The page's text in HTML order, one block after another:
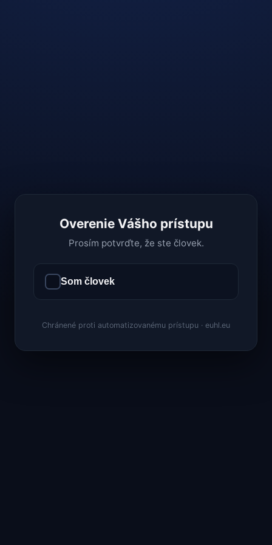
Overenie Vášho prístupu
Prosím potvrďte, že ste človek.
Som človek
Chránené proti automatizovanému prístupu · euhl.eu